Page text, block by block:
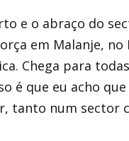
e o abraço do
em Malanje,
Chega para
é que eu acho
tanto num sector